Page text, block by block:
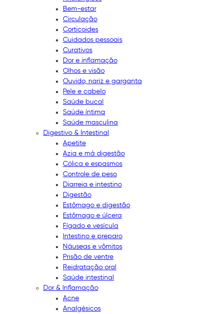
Bem-estar
Circulação
Corticoides
Cuidados pessoais
Curativos
Dor e inflamação
Olhos e visão
Ouvido, nariz e garganta
Pele e cabelo
Saúde bucal
Saúde íntima
Saúde masculina
Digestivo & Intestinal
Apetite
Azia e má digestão
Cólica e espasmos
Controle de peso
Diarreia e intestino
Digestão
Estômago e digestão
Estômago e úlcera
Fígado e vesícula
Intestino e preparo
Náuseas e vômitos
Prisão de ventre
Reidratação oral
Saúde intestinal
Dor & Inflamação
Acne
Analgésicos